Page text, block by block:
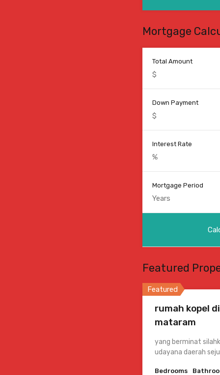
Mortgage
Total Amount
Down Payment
Interest Rate
Mortgage Period
Featured
Featured
rumah kopel
mataram
yang berminat
udayana daerah
Bedrooms